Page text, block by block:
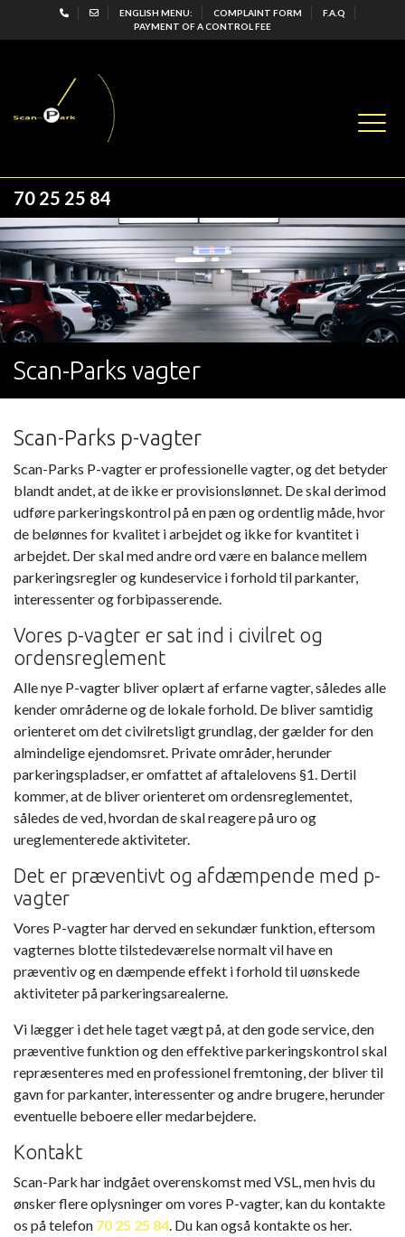
ENGLISH MENU: COMPLAINT FORM
F.A.Q
PAYMENT OF A CONTROL FEE
70 25 25 84
Scan-Parks vagter
Scan-Parks p-vagter
Scan-Parks P-vagter er professionelle vagter, og det betyder
blandt andet, at de ikke er provisionslønnet. De skal derimod
udføre parkeringskontrol på en pæn og ordentlig måde, hvor
de belønnes for kvalitet i arbejdet og ikke for kvantitet i
arbejdet. Der skal med andre ord være en balance mellem
parkeringsregler og kundeservice i forhold til parkanter,
interessenter og forbipasserende.
Vores p-vagter er sat ind i civilret og
ordensreglement
Alle nye P-vagter bliver oplært af erfarne vagter, således alle
kender områderne og de lokale forhold. De bliver samtidig
orienteret om det civilretsligt grundlag, der gælder for den
almindelige ejendomsret. Private områder, herunder
parkeringspladser, er omfattet af aftalelovens §1. Dertil
kommer, at de bliver orienteret om ordensreglementet,
således de ved, hvordan de skal reagere på uro og
ureglementerede aktiviteter.
Det er præventivt og afdæmpende med p-
vagter
Vores P-vagter har derved en sekundær funktion, eftersom
vagternes blotte tilstedeværelse normalt vil have en
præventiv og en dæmpende effekt i forhold til uønskede
aktiviteter på parkeringsarealerne.
Vi lægger i det hele taget vægt på, at den gode service, den
præventive funktion og den effektive parkeringskontrol skal
repræsenteres med en professionel fremtoning, der bliver til
gavn for parkanter, interessenter og andre brugere, herunder
eventuelle beboere eller medarbejdere.
Kontakt
Scan-Park har indgået overenskomst med VSL, men hvis du
ønsker flere oplysninger om vores P-vagter, kan du kontakte
os på telefon 70 25 25 84. Du kan også kontakte os her.